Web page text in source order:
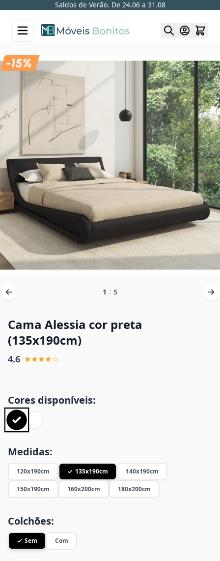
Saldos de Verão. De 24.06 a 31.08
1 / 5
Cama Alessia cor preta
(135x190cm)
4.6 ★★★★☆
Cores disponíveis:
Medidas:
120x190cm 135x190cm 140x190cm
150x190cm 160x200cm 180x200cm
Colchões:
Sem Com